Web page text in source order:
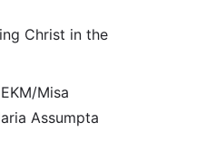
Christ in the
Misa
Assumpta